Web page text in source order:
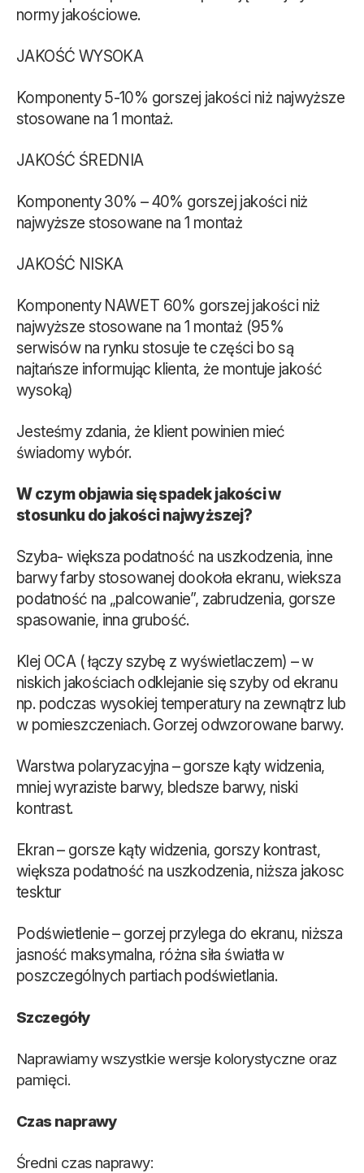
normy jakościowe.
JAKOŚĆ WYSOKA
Komponenty 5-10% gorszej jakości niż najwyższe
stosowane na 1 montaż.
JAKOŚĆ ŚREDNIA
Komponenty 30% – 40% gorszej jakości niż
najwyższe stosowane na 1 montaż
JAKOŚĆ NISKA
Komponenty NAWET 60% gorszej jakości niż
najwyższe stosowane na 1 montaż (95%
serwisów na rynku stosuje te części bo są
najtańsze informując klienta, że montuje jakość
wysoką)
Jesteśmy zdania, że klient powinien mieć
świadomy wybór.
W czym objawia się spadek jakości w
stosunku do jakości najwyższej?
Szyba- większa podatność na uszkodzenia, inne
barwy farby stosowanej dookoła ekranu, wieksza
podatność na „palcowanie”, zabrudzenia, gorsze
spasowanie, inna grubość.
Klej OCA ( łączy szybę z wyświetlaczem) – w
niskich jakościach odklejanie się szyby od ekranu
np. podczas wysokiej temperatury na zewnątrz lub
w pomieszczeniach. Gorzej odwzorowane barwy.
Warstwa polaryzacyjna – gorsze kąty widzenia,
mniej wyraziste barwy, bledsze barwy, niski
kontrast.
Ekran – gorsze kąty widzenia, gorszy kontrast,
większa podatność na uszkodzenia, niższa jakosc
tesktur
Podświetlenie – gorzej przylega do ekranu, niższa
jasność maksymalna, różna siła światła w
poszczególnych partiach podświetlania.
Szczegóły
Naprawiamy wszystkie wersje kolorystyczne oraz
pamięci.
Czas naprawy
Średni czas naprawy: